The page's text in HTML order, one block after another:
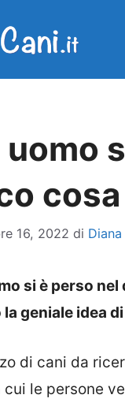
uomo
16, 2022 di
si è perso
la geniale idea
di cani da
cui le persone